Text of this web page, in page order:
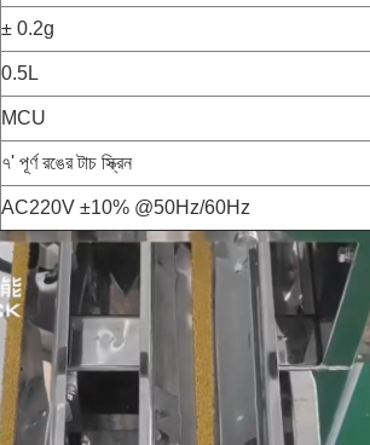
± 0.2g
0.5L
MCU
৭' পূর্ণ রঙের টাচ স্ক্রিন
AC220V ±10% @50Hz/60Hz